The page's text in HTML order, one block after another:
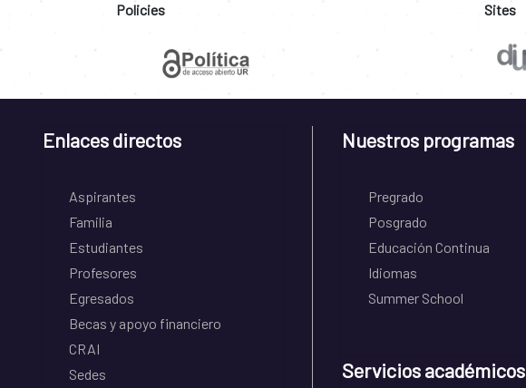
Policies Sites
Enlaces directos
Aspirantes
Familia
Estudiantes
Profesores
Egresados
Becas y apoyo financiero
CRAI
Sedes
Nuestros programas
Pregrado
Posgrado
Educación Continua
Idiomas
Summer School
Servicios académicos